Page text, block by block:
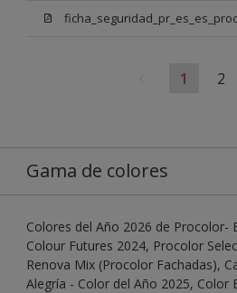
1 2
Gama de colores
Colores del Año 2026 de Procolor-
Colour Futures 2024, Procolor
Renova Mix (Procolor Fachadas),
Alegría - Color del Año 2025, Color